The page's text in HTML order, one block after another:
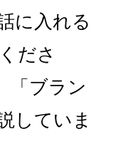
に入れる
ださ
「ブラン
していま